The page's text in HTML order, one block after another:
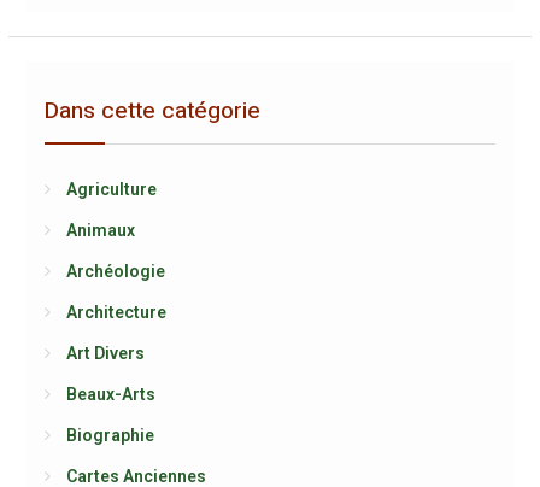
Dans cette catégorie
Agriculture
Animaux
Archéologie
Architecture
Art Divers
Beaux-Arts
Biographie
Cartes Anciennes